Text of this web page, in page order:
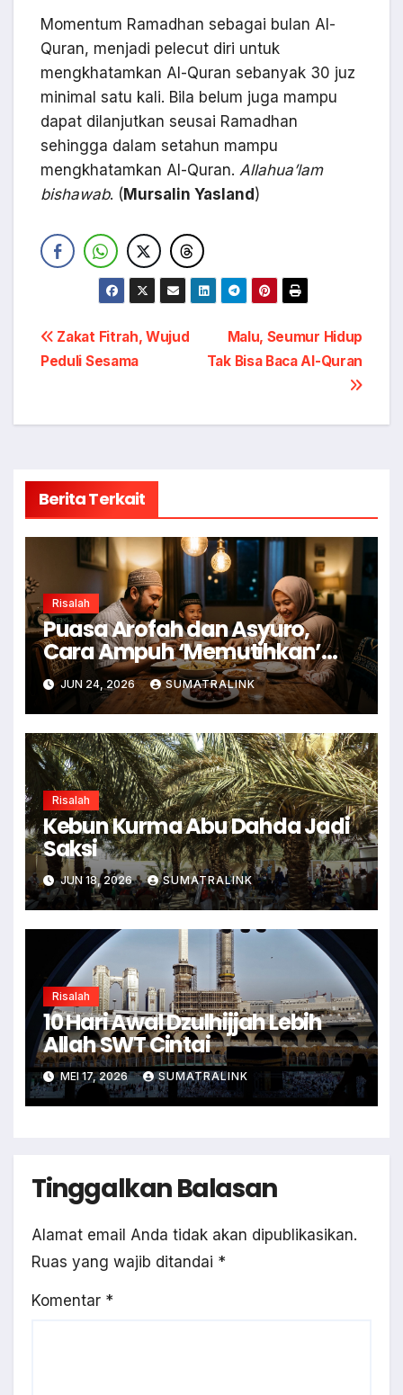
Momentum Ramadhan sebagai bulan Al-
Quran, menjadi pelecut diri untuk
mengkhatamkan Al-Quran sebanyak 30 juz
minimal satu kali. Bila belum juga mampu
dapat dilanjutkan seusai Ramadhan
sehingga dalam setahun mampu
mengkhatamkan Al-Quran. Allahua’lam
bishawab. ( Mursalin Yasland )
Navigasi
pos
Malu, Seumur Hidup
Tak Bisa Baca Al-Quran
Zakat Fitrah, Wujud
Peduli Sesama
Berita Terkait
Risalah
Puasa Arofah dan Asyuro,
Cara Ampuh ‘Memutihkan’
Dosa
JUN 24, 2026 SUMATRALINK
Risalah
Kebun Kurma Abu Dahda Jadi
Saksi
JUN 18, 2026 SUMATRALINK
Risalah
10 Hari Awal Dzulhijjah Lebih
Allah SWT Cintai
MEI 17, 2026 SUMATRALINK
Tinggalkan Balasan
Alamat email Anda tidak akan dipublikasikan.
Ruas yang wajib ditandai *
Komentar *